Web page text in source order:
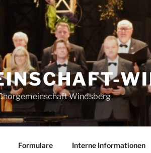
Windsberg
Formulare Interne Informationen